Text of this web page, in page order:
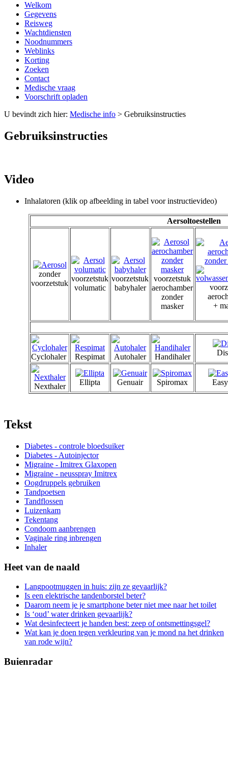
Welkom
Gegevens
Reisweg
Wachtdiensten
Noodnummers
Weblinks
Korting
Zoeken
Contact
Medische vraag
Voorschrift opladen
U bevindt zich hier: Medische info > Gebruiksinstructies
Gebruiksinstructies
Video
Inhalatoren (klik op afbeelding in tabel voor instructievideo)
Aersoltoestellen
zonder
voorzetstuk
voorzetstuk
volumatic
voorzetstuk
babyhaler
voorzetstuk
aerochamber
zonder
masker
+
Cyclohaler Respimat Autohaler Handihaler
Nexthaler Ellipta Genuair Spiromax
Tekst
Diabetes - controle bloedsuiker
Diabetes - Autoinjector
Migraine - Imitrex Glaxopen
Migraine - neusspray Imitrex
Oogdruppels gebruiken
Tandpoetsen
Tandflossen
Luizenkam
Tekentang
Condoom aanbrengen
Vaginale ring inbrengen
Inhaler
Heet van de naald
Langpootmuggen in huis: zijn ze gevaarlijk?
Is een elektrische tandenborstel beter?
Daarom neem je je smartphone beter niet mee naar het toilet
Is ‘oud’ water drinken gevaarlijk?
Wat desinfecteert je handen best: zeep of ontsmettingsgel?
Wat kan je doen tegen verkleuring van je mond na het drinken
van rode wijn?
Buienradar